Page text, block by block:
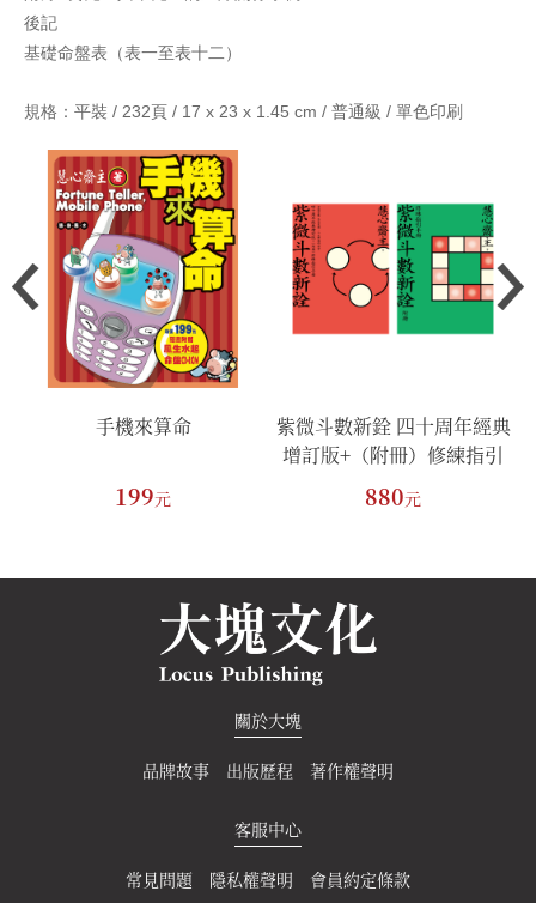
後記
基礎命盤表（表一至表十二）
規格：平裝 / 232頁 / 17 x 23 x 1.45 cm / 普通級 / 單色印刷
手機來算命
199元
紫微斗數新銓 四十周年經典
增訂版+（附冊）修練指引
手冊
880元
關於大塊
品牌故事 出版歷程 著作權聲明
客服中心
常見問題 隱私權聲明 會員約定條款